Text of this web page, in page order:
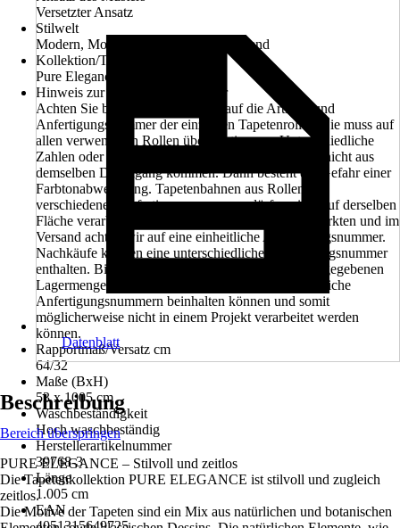
Versetzter Ansatz
Stilwelt
Modern, Modern/Trend, Romance, Trend
Kollektion/Tapetenbuch
Pure Elegance
Hinweis zur Anfertigungsnummer
Achten Sie beim Kauf unbedingt auf die Artikel- und
Anfertigungsnummer der einzelnen Tapetenrollen. Sie muss auf
allen verwendeten Rollen übereinstimmen. Unterschiedliche
Zahlen oder Buchstaben bedeuten, dass die Rollen nicht aus
demselben Druckgang kommen. Dann besteht die Gefahr einer
Farbtonabweichung. Tapetenbahnen aus Rollen mit
verschiedenen Anfertigungsnummern dürfen nicht auf derselben
Fläche verarbeitet werden. Beim Verkauf in den Märkten und im
Versand achten wir auf eine einheitliche Anfertigungsnummer.
Nachkäufe können eine unterschiedliche Anfertigungsnummer
enthalten. Bitte beachten Sie außerdem, dass die angegebenen
Lagermengen in den Märkten ebenfalls unterschiedliche
Anfertigungsnummern beinhalten können und somit
möglicherweise nicht in einem Projekt verarbeitet werden
können.
Rapportmaß/Versatz cm
64/32
Maße (BxH)
53 x 1005 cm
Waschbeständigkeit
Hoch waschbeständig
Herstellerartikelnummer
39768-3
Länge
1.005 cm
EAN
Datenblatt
Beschreibung
Bereich überspringen
PURE ELEGANCE – Stilvoll und zeitlos
Die Tapetenkollektion PURE ELEGANCE ist stilvoll und zugleich
zeitlos.
Die Motive der Tapeten sind ein Mix aus natürlichen und botanischen